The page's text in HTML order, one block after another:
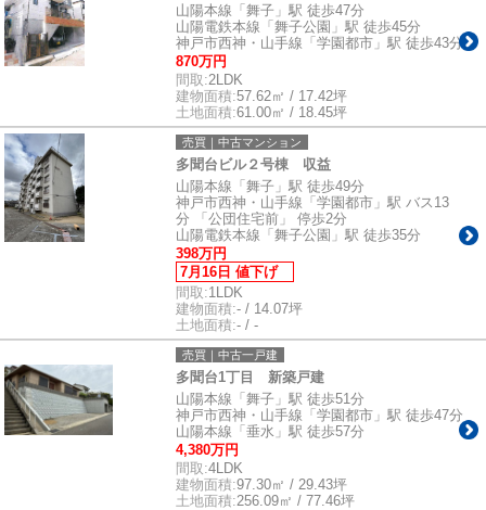
山陽本線「舞子」駅 徒歩47分
山陽電鉄本線「舞子公園」駅 徒歩45分
神戸市西神・山手線「学園都市」駅 徒歩43分
870万円
間取:2LDK
建物面積:57.62㎡ / 17.42坪
土地面積:61.00㎡ / 18.45坪
売買｜中古マンション
多聞台ビル２号棟 収益
山陽本線「舞子」駅 徒歩49分
神戸市西神・山手線「学園都市」駅 バス13
分 「公団住宅前」 停歩2分
山陽電鉄本線「舞子公園」駅 徒歩35分
398万円
7月16日 値下げ
間取:1LDK
建物面積:- / 14.07坪
土地面積:- / -
売買｜中古一戸建
多聞台1丁目 新築戸建
山陽本線「舞子」駅 徒歩51分
神戸市西神・山手線「学園都市」駅 徒歩47分
山陽本線「垂水」駅 徒歩57分
4,380万円
間取:4LDK
建物面積:97.30㎡ / 29.43坪
土地面積:256.09㎡ / 77.46坪